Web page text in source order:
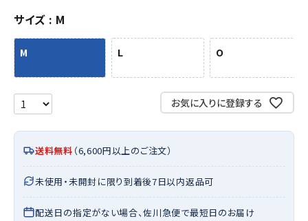
サイズ M
M L O
お気に入りに登録する
送料無料 （6,600円以上のご注文）
未使用・未開封に限り到着後7日以内返品可
配送日の指定がない場合、佐川急便で最短日のお届け